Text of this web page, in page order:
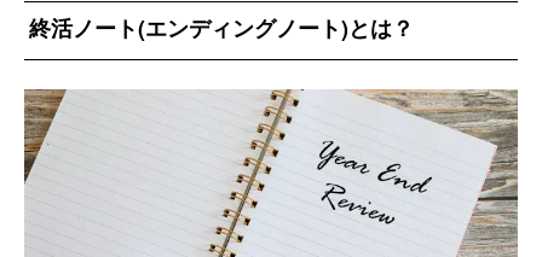
終活ノート(エンディングノート)とは？